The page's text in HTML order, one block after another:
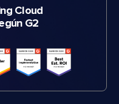
Cloud
G2